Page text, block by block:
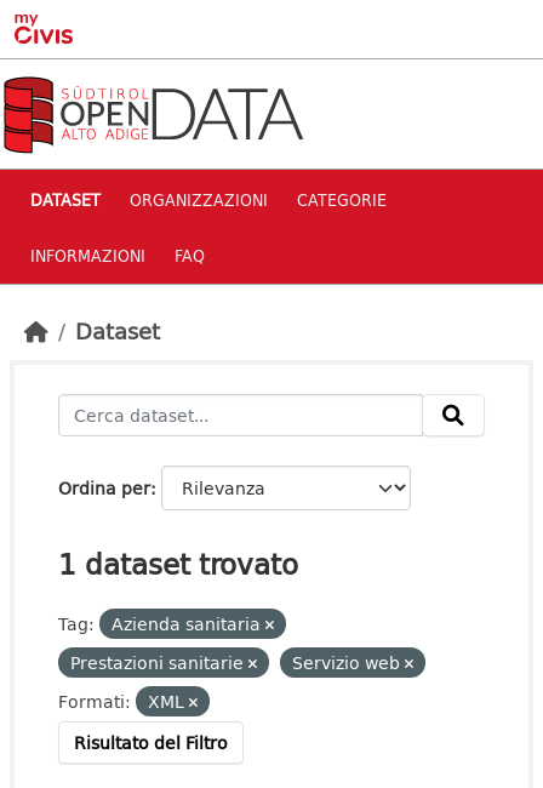
Skip to main content
DATASET ORGANIZZAZIONI CATEGORIE
INFORMAZIONI FAQ
Dataset
Ordina per
1 dataset trovato
Tag:
Azienda sanitaria
Prestazioni sanitarie
Servizio web
Formati:
XML
Risultato del Filtro